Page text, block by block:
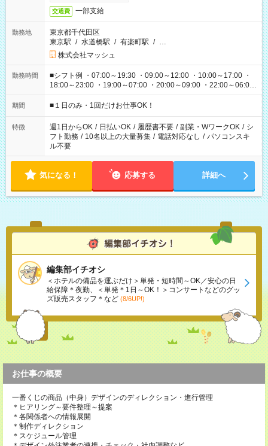
交通費 一部支給
勤務地
東京都千代田区
東京駅 / 水道橋駅 / 有楽町駅 / …
株式会社マッシュ
勤務時間
■シフト例 ・07:00～19:30 ・09:00～12:00 ・10:00～17:00 ・
18:00～23:00 ・19:00～07:00 ・20:00～09:00 ・22:00～06:00
etc ★最短で3時間で5,120円のお仕事から 15時間で2万円近く稼
げるお仕事も！ ご希望のお時間に合わせてご紹介！ ※シフトは
ください！
期間 ■１日のみ・1回だけお仕事OK！
特徴 週1日からOK / 日払いOK / 履歴書不要 / 副業・WワークOK / シ
フト勤務 / 10名以上の大量募集 / 電話対応なし / パソコンスキ
ル不要
気になる！ 応募する 詳細へ
編集部イチオシ
＜ホテルの備品を運ぶだけ＞単発・短時間～OK／安心の日
給保障＊夜勤、＜単発＊1日～OK！＞コンサートなどのグッ
ズ販売スタッフ＊など (8/6UP!)
お仕事の概要
一番くじの商品（中身）デザインのディレクション・進行管理
＊ヒアリング～要件整理～提案
＊各関係者への情報展開
＊制作ディレクション
＊スケジュール管理